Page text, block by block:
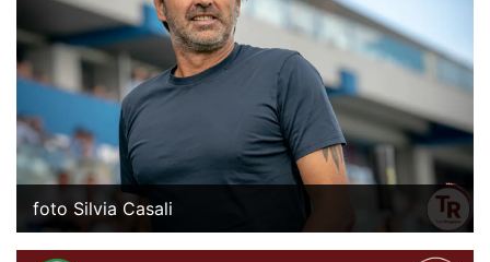
foto Silvia Casali